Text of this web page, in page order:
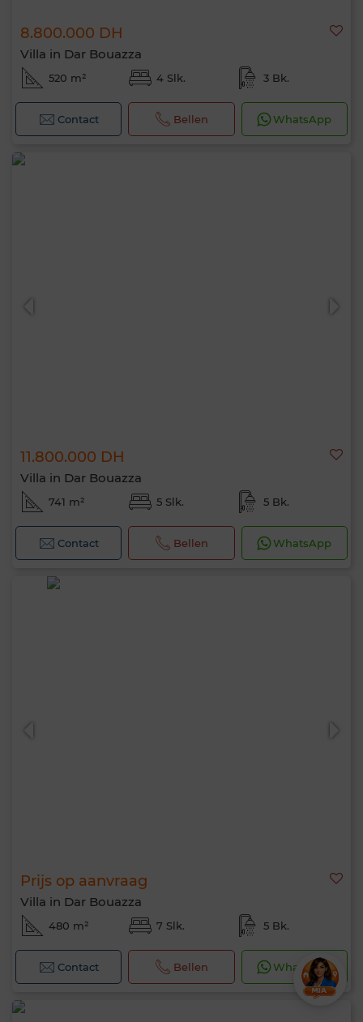
8.800.000 DH
Villa in Dar Bouazza
520 m² 4 Slk. 3 Bk.
Contact Bellen WhatsApp
11.800.000 DH
Villa in Dar Bouazza
741 m² 5 Slk. 5 Bk.
Contact Bellen WhatsApp
Prijs op aanvraag
Villa in Dar Bouazza
480 m² 7 Slk. 5 Bk.
Contact Bellen WhatsApp